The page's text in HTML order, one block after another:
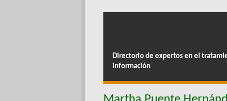
Directorio de expertos en el
información